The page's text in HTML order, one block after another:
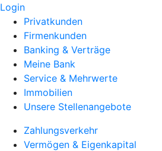
Login
Privatkunden
Firmenkunden
Banking & Verträge
Meine Bank
Service & Mehrwerte
Immobilien
Unsere Stellenangebote
Zahlungsverkehr
Vermögen & Eigenkapital